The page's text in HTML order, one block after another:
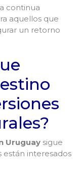
continua
aquellos que
un retorno
Uruguay sigue
están interesados